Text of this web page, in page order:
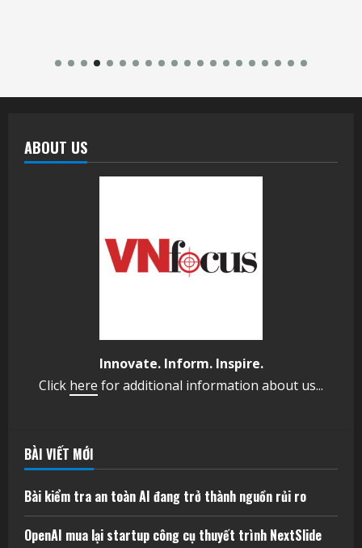
ABOUT US
Innovate. Inform. Inspire.
Click here for additional information about us...
BÀI VIẾT MỚI
Bài kiểm tra an toàn AI đang trở thành nguồn rủi ro
OpenAI mua lại startup công cụ thuyết trình NextSlide